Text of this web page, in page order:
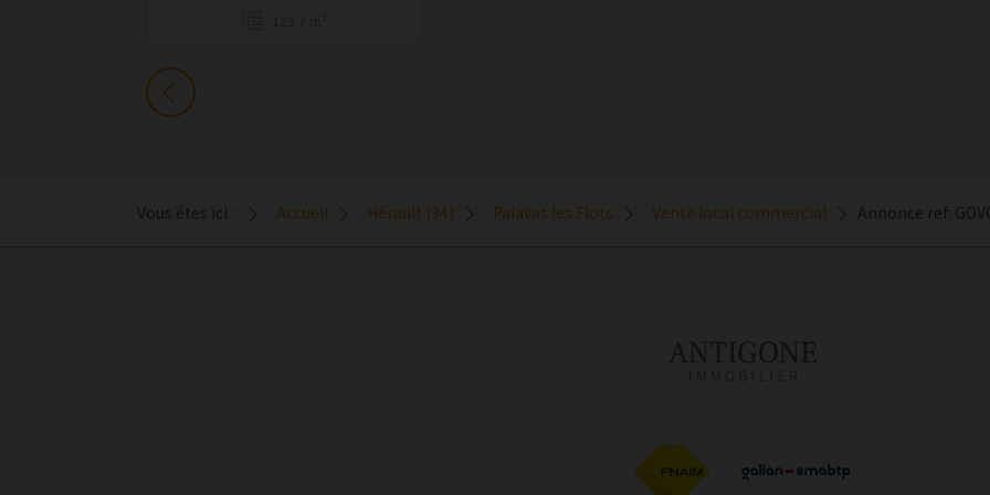
Vous êtes ici : Accueil Hérault (34) Palavas les Flots Vente local commercial Annonce ref: